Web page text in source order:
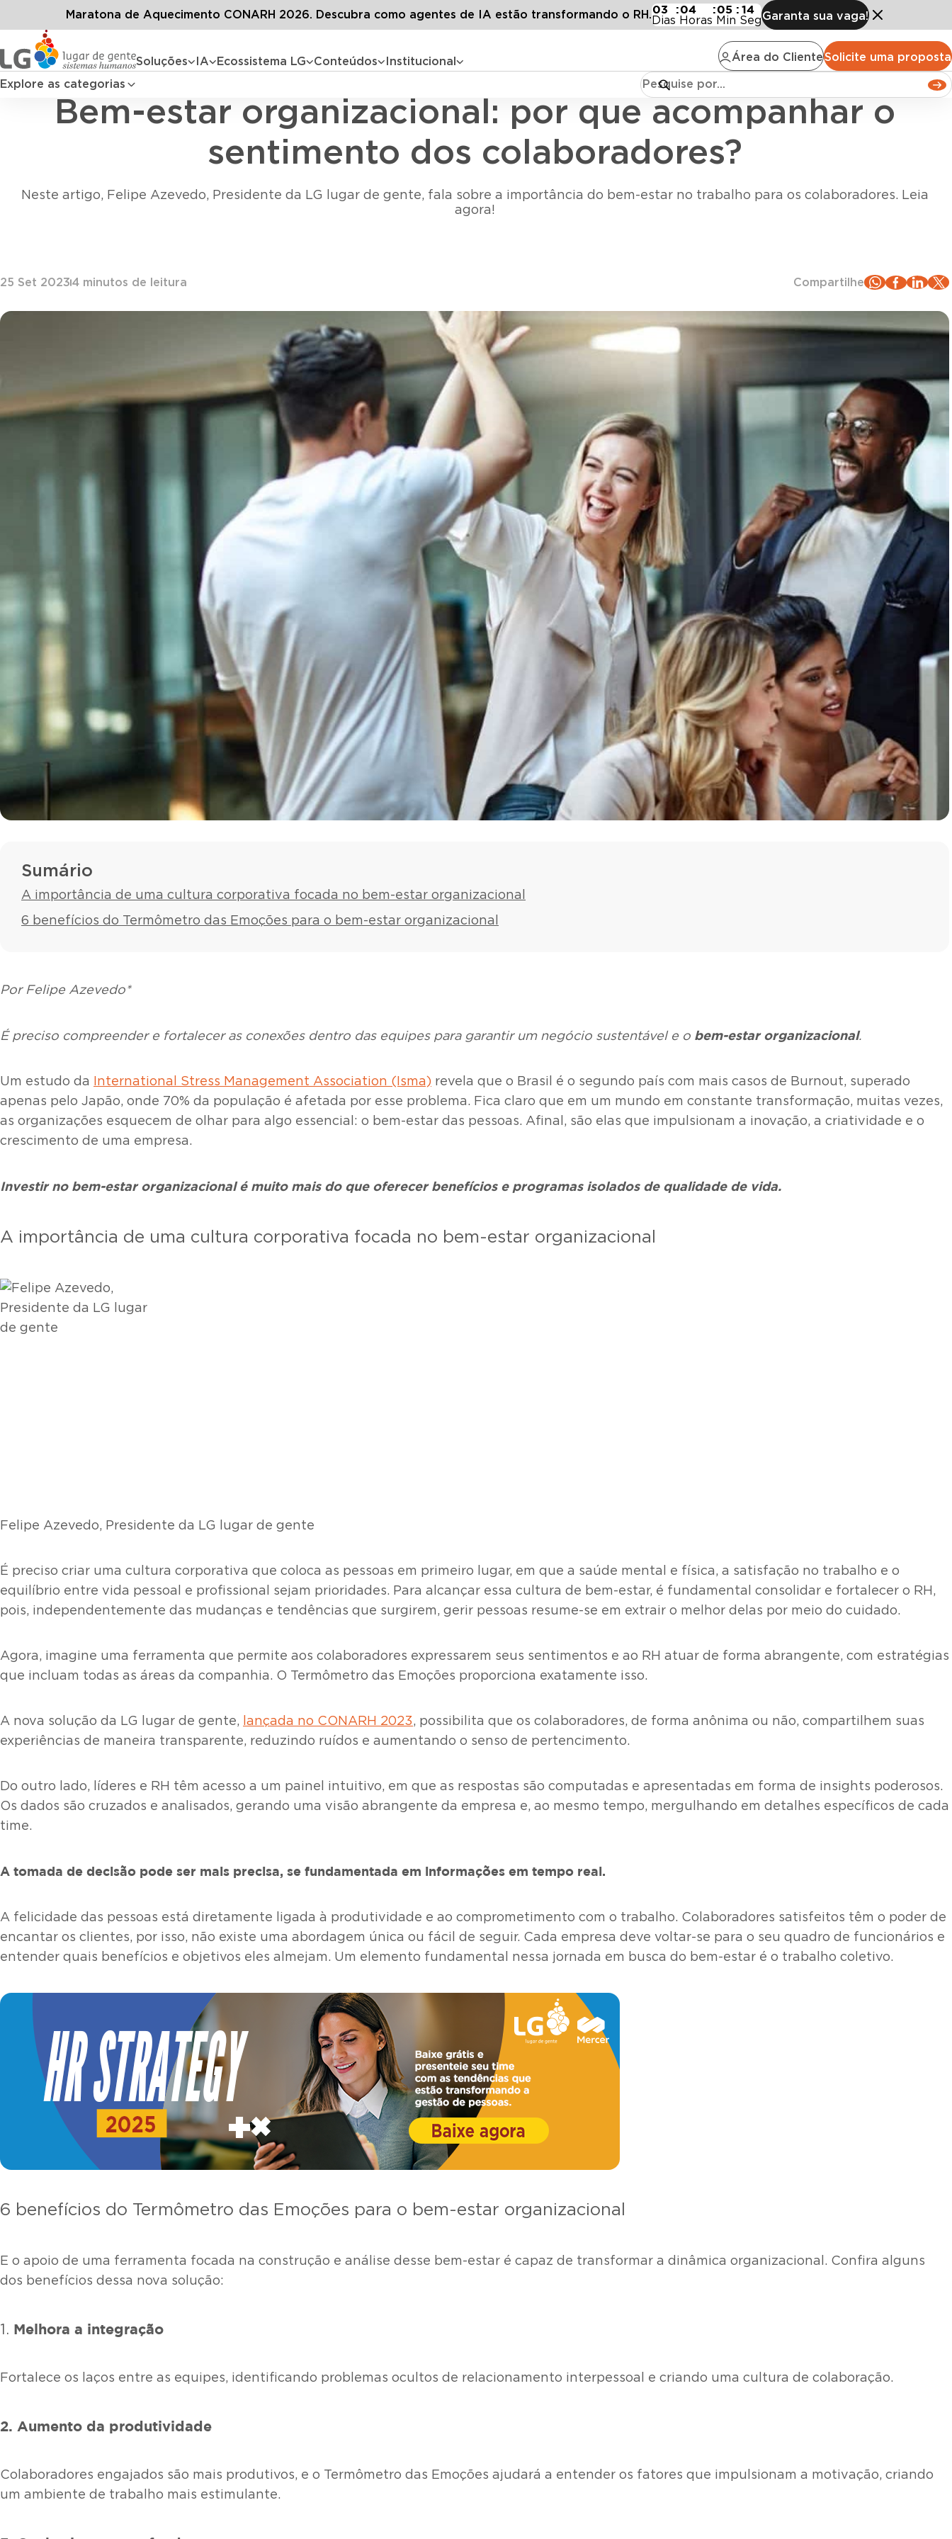
Soluções IA Ecossistema LG Conteúdos Institucional Área do ClienteSolicite uma proposta
Explore as categorias
Maratona de Aquecimento CONARH 2026. Descubra como agentes de IA estão transformando o RH.03
Dias
:04
Horas
:05
Min
: 13
SegGaranta sua vaga!
Bem-estar organizacional: por que acompanhar o sentimento dos colaboradores?
Bem-estar organizacional: por que acompanhar o
sentimento dos colaboradores?
Neste artigo, Felipe Azevedo, Presidente da LG lugar de gente, fala sobre a importância do bem-estar no trabalho para os colaboradores. Leia
agora!
25 Set 2023 4 minutos de leitura Compartilhe
Sumário
A importância de uma cultura corporativa focada no bem-estar organizacional
6 benefícios do Termômetro das Emoções para o bem-estar organizacional
Por Felipe Azevedo*
É preciso compreender e fortalecer as conexões dentro das equipes para garantir um negócio sustentável e o bem-estar organizacional.
Um estudo da International Stress Management Association (Isma) revela que o Brasil é o segundo país com mais casos de Burnout, superado
apenas pelo Japão, onde 70% da população é afetada por esse problema. Fica claro que em um mundo em constante transformação, muitas vezes,
as organizações esquecem de olhar para algo essencial: o bem-estar das pessoas. Afinal, são elas que impulsionam a inovação, a criatividade e o
crescimento de uma empresa.
Investir no bem-estar organizacional é muito mais do que oferecer benefícios e programas isolados de qualidade de vida.
A importância de uma cultura corporativa focada no bem-estar organizacional
Felipe Azevedo, Presidente da LG lugar de gente
É preciso criar uma cultura corporativa que coloca as pessoas em primeiro lugar, em que a saúde mental e física, a satisfação no trabalho e o
equilíbrio entre vida pessoal e profissional sejam prioridades. Para alcançar essa cultura de bem-estar, é fundamental consolidar e fortalecer o RH,
pois, independentemente das mudanças e tendências que surgirem, gerir pessoas resume-se em extrair o melhor delas por meio do cuidado.
Agora, imagine uma ferramenta que permite aos colaboradores expressarem seus sentimentos e ao RH atuar de forma abrangente, com estratégias
que incluam todas as áreas da companhia. O Termômetro das Emoções proporciona exatamente isso.
A nova solução da LG lugar de gente, lançada no CONARH 2023, possibilita que os colaboradores, de forma anônima ou não, compartilhem suas
experiências de maneira transparente, reduzindo ruídos e aumentando o senso de pertencimento.
Do outro lado, líderes e RH têm acesso a um painel intuitivo, em que as respostas são computadas e apresentadas em forma de insights poderosos.
Os dados são cruzados e analisados, gerando uma visão abrangente da empresa e, ao mesmo tempo, mergulhando em detalhes específicos de cada
time.
A tomada de decisão pode ser mais precisa, se fundamentada em informações em tempo real.
A felicidade das pessoas está diretamente ligada à produtividade e ao comprometimento com o trabalho. Colaboradores satisfeitos têm o poder de
encantar os clientes, por isso, não existe uma abordagem única ou fácil de seguir. Cada empresa deve voltar-se para o seu quadro de funcionários e
entender quais benefícios e objetivos eles almejam. Um elemento fundamental nessa jornada em busca do bem-estar é o trabalho coletivo.
6 benefícios do Termômetro das Emoções para o bem-estar organizacional
E o apoio de uma ferramenta focada na construção e análise desse bem-estar é capaz de transformar a dinâmica organizacional. Confira alguns
dos benefícios dessa nova solução:
1. Melhora a integração
Fortalece os laços entre as equipes, identificando problemas ocultos de relacionamento interpessoal e criando uma cultura de colaboração.
2. Aumento da produtividade
Colaboradores engajados são mais produtivos, e o Termômetro das Emoções ajudará a entender os fatores que impulsionam a motivação, criando
um ambiente de trabalho mais estimulante.